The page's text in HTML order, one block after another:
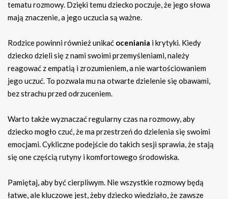
tematu rozmowy. Dzięki temu dziecko poczuje, że jego słowa
mają znaczenie, a jego uczucia są ważne.
Rodzice powinni również unikać oceniania i krytyki. Kiedy
dziecko dzieli się z nami swoimi przemyśleniami, należy
reagować z empatią i zrozumieniem, a nie wartościowaniem
jego uczuć. To pozwala mu na otwarte dzielenie się obawami,
bez strachu przed odrzuceniem.
Warto także wyznaczać regularny czas na rozmowy, aby
dziecko mogło czuć, że ma przestrzeń do dzielenia się swoimi
emocjami. Cykliczne podejście do takich sesji sprawia, że stają
się one częścią rutyny i komfortowego środowiska.
Pamiętaj, aby być cierpliwym. Nie wszystkie rozmowy będą
łatwe, ale kluczowe jest, żeby dziecko wiedziało, że zawsze